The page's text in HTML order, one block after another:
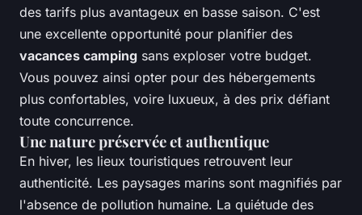
des tarifs plus avantageux en basse saison. C'est
une excellente opportunité pour planifier des
vacances camping sans exploser votre budget.
Vous pouvez ainsi opter pour des hébergements
plus confortables, voire luxueux, à des prix défiant
toute concurrence.
Une nature préservée et authentique
En hiver, les lieux touristiques retrouvent leur
authenticité. Les paysages marins sont magnifiés par
l'absence de pollution humaine. La quiétude des